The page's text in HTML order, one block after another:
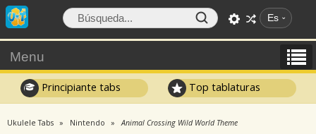
Es
Menu
Principiante tabs Top tablaturas
Ukulele Tabs Nintendo Animal Crossing Wild World Theme